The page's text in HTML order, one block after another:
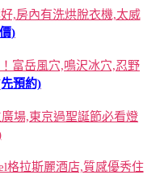
,房內有洗烘脫衣機,太威
)
富岳風穴,鳴沢冰穴,忍野
預約)
場,東京過聖誕節必看燈
格拉斯麗酒店,質感優秀住